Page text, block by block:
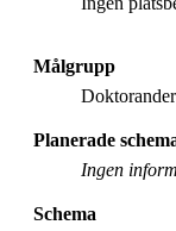
Målgrupp
Doktorander
Planerade
Ingen
Schema